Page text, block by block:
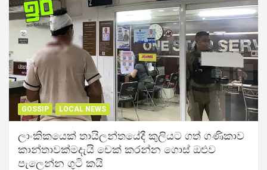
GOSSIP LOCAL NEWS
ලාංකිකයෙක් තායිලන්තයේදී කුලියට ගත් ගණිකාව
කාන්තාවක්මදැයි චෙක් කරන්න ගොස් ඔළුව
පැලෙන්න ගුටි කයි